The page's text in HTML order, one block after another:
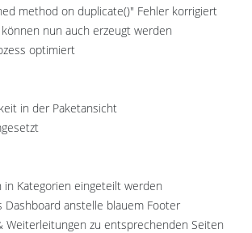
method on duplicate()" Fehler korrigiert
nun auch erzeugt werden
optimiert
in der Paketansicht
in Kategorien eingeteilt werden
Dashboard anstelle blauem Footer
Weiterleitungen zu entsprechenden Seiten